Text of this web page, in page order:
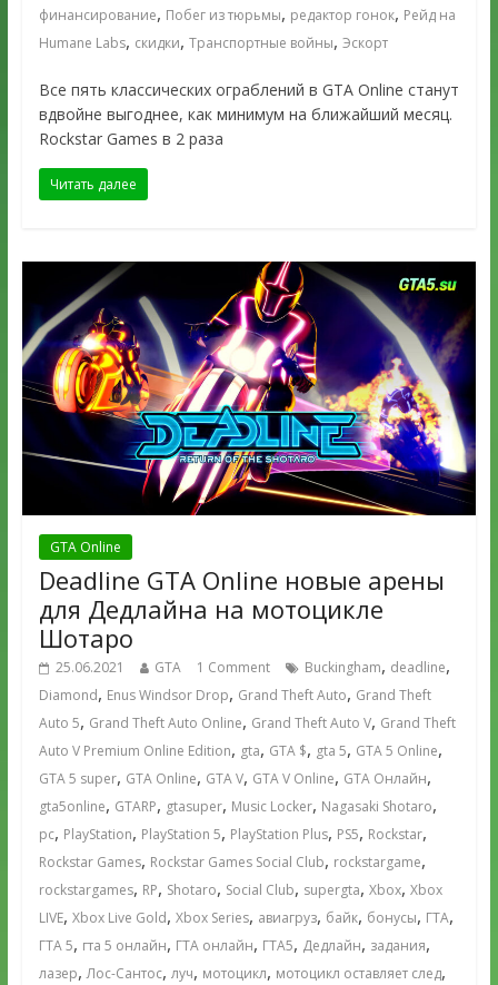
финансирование, Побег из тюрьмы, редактор гонок, Рейд на
Humane Labs, скидки, Транспортные войны, Эскорт
Все пять классических ограблений в GTA Online станут
вдвойне выгоднее, как минимум на ближайший месяц.
Rockstar Games в 2 раза
Читать далее
GTA Online
Deadline GTA Online новые арены
для Дедлайна на мотоцикле
Шотаро
25.06.2021 GTA 1 Comment Buckingham, deadline,
Diamond, Enus Windsor Drop, Grand Theft Auto, Grand Theft
Auto 5, Grand Theft Auto Online, Grand Theft Auto V, Grand Theft
Auto V Premium Online Edition, gta, GTA $, gta 5, GTA 5 Online,
GTA 5 super, GTA Online, GTA V, GTA V Online, GTA Онлайн,
gta5online, GTARP, gtasuper, Music Locker, Nagasaki Shotaro,
pc, PlayStation, PlayStation 5, PlayStation Plus, PS5, Rockstar,
Rockstar Games, Rockstar Games Social Club, rockstargame,
rockstargames, RP, Shotaro, Social Club, supergta, Xbox, Xbox
LIVE, Xbox Live Gold, Xbox Series, авиагруз, байк, бонусы, ГТА,
ГТА 5, гта 5 онлайн, ГТА онлайн, ГТА5, Дедлайн, задания,
лазер,Лос-Сантос, луч, мотоцикл, мотоцикл оставляет след,